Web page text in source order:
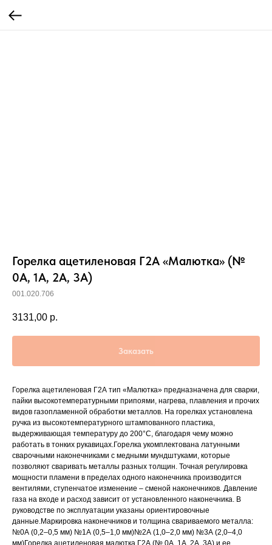
Горелка ацетиленовая Г2А «Малютка» (№
0А, 1А, 2А, 3А)
001.020.706
3131,00 р.
Заказать
Горелка ацетиленовая Г2А тип «Малютка» предназначена для сварки,
пайки высокотемпературными припоями, нагрева, плавления и прочих
видов газопламенной обработки металлов. На горелках установлена
ручка из высокотемпературного штампованного пластика,
выдерживающая температуру до 200°С, благодаря чему можно
работать в тонких рукавицах.Горелка укомплектована латунными
сварочными наконечниками с медными мундштуками, которые
позволяют сваривать металлы разных толщин. Точная регулировка
мощности пламени в пределах одного наконечника производится
вентилями, ступенчатое изменение – сменой наконечников. Давление
газа на входе и расход зависит от установленного наконечника. В
руководстве по эксплуатации указаны ориентировочные
данные.Маркировка наконечников и толщина свариваемого металла:
№0А (0,2–0,5 мм) №1А (0,5–1,0 мм)№2А (1,0–2,0 мм) №3А (2,0–4,0